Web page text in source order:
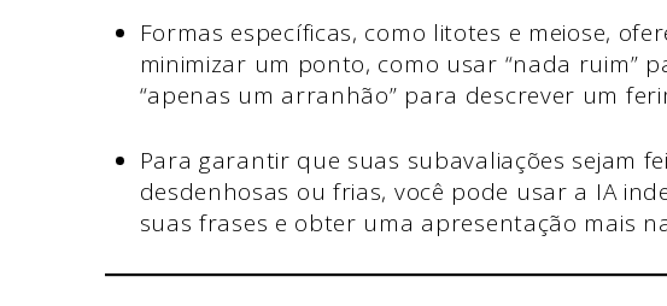
Formas específicas, como litotes e meiose,
minimizar um ponto, como usar “nada ruim”
“apenas um arranhão” para descrever um
Para garantir que suas subavaliações sejam
desdenhosas ou frias, você pode usar a IA
suas frases e obter uma apresentação mais